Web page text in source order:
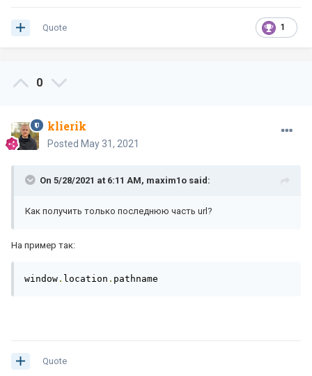
1
Quote
0
klierik
Posted May 31, 2021
On 5/28/2021 at 6:11 AM, maxim1o said:
Как получить только последнюю часть url?
На пример так:
window . location . pathname
Quote